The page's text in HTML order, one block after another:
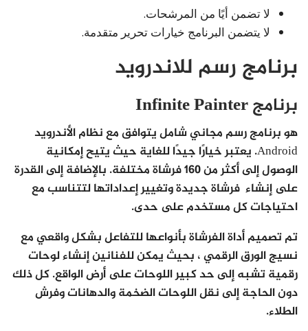
لا تضمن أيًا من المرشحات.
لا يتضمن البرنامج خيارات تحرير متقدمة.
برنامج رسم للاندرويد
برنامج Infinite Painter
هو برنامج رسم مجاني شامل يتوافق مع نظام الأندرويد
Android. يعتبر خيارًا جيدًا للغاية حيث يتيح إمكانية
الوصول إلى أكثر من 160 فرشاة مختلفة. بالإضافة إلى القدرة
على إنشاء فرشاة جديدة وتغيير إعداداتها لتتناسب مع
احتياجات كل مستخدم على حدى.
تم تصميم أداة الفرشاة بأنواعها للتفاعل بشكل واقعي مع
نسيج الورق الرقمي ، بحيث يمكن للفنانين إنشاء لوحات
رقمية تشبه إلى حد كبير اللوحات على أرض الواقع. كل ذلك
دون الحاجة إلى نقل اللوحات الضخمة والدهانات وفرش
الطلاء.